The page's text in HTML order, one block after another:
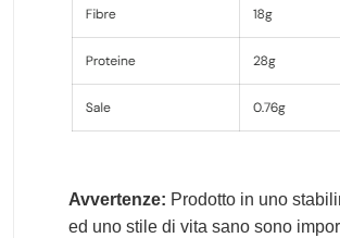
Avvertenze: Prodotto in uno
ed uno stile di vita sano sono